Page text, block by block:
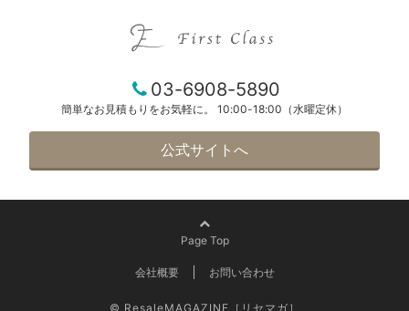
03-6908-5890
簡単なお見積もりをお気軽に。 10:00-18:00（水曜定休）
公式サイトへ
Page Top
会社概要 お問い合わせ
© ResaleMAGAZINE［リセマガ］